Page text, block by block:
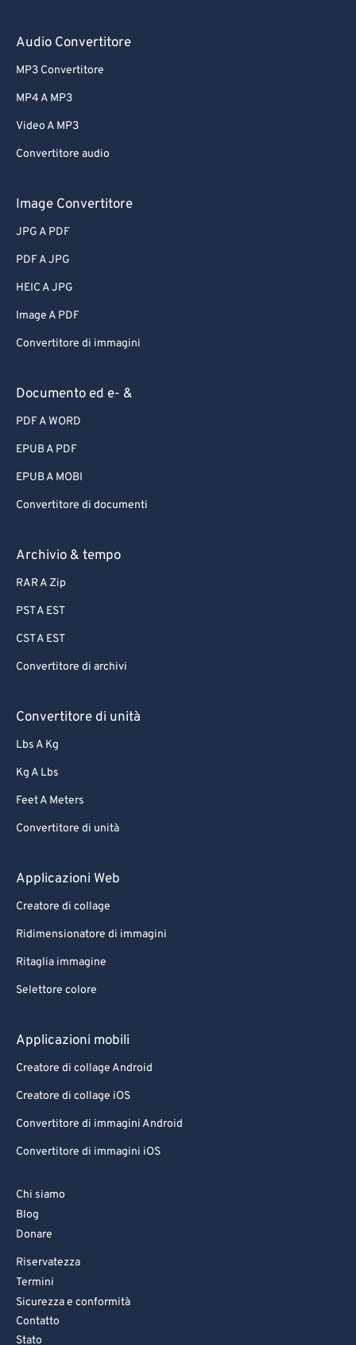
Audio Convertitore
MP3 Convertitore
MP4 A MP3
Video A MP3
Convertitore audio
Image Convertitore
JPG A PDF
PDF A JPG
HEIC A JPG
Image A PDF
Convertitore di immagini
Documento ed e- &
PDF A WORD
EPUB A PDF
EPUB A MOBI
Convertitore di documenti
Archivio & tempo
RAR A Zip
PST A EST
CST A EST
Convertitore di archivi
Convertitore di unità
Lbs A Kg
Kg A Lbs
Feet A Meters
Convertitore di unità
Applicazioni Web
Creatore di collage
Ridimensionatore di immagini
Ritaglia immagine
Selettore colore
Applicazioni mobili
Creatore di collage Android
Creatore di collage iOS
Convertitore di immagini Android
Convertitore di immagini iOS
Chi siamo
Blog
Donare
Riservatezza
Termini
Sicurezza e conformità
Contatto
Stato